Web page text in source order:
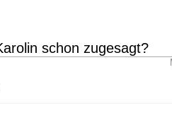
schon zugesagt?